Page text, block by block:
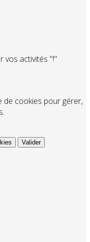
vos activités "!"
de cookies pour gérer,
Valider